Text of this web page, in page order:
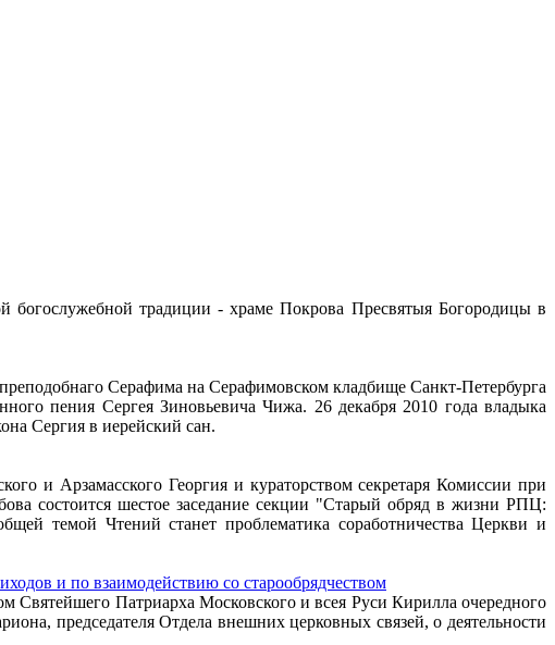
богослужебной традиции - храме Покрова Пресвятыя Богородицы в
Серафима на Серафимовском кладбище Санкт-Петербурга
пения Сергея Зиновьевича Чижа. 26 декабря 2010 года владыка
Сергия в иерейский сан.
и Арзамасского Георгия и кураторством секретаря Комиссии при
состоится шестое заседание секции "Старый обряд в жизни РПЦ:
темой Чтений станет проблематика соработничества Церкви и
и по взаимодействию со старообрядчеством
Святейшего Патриарха Московского и всея Руси Кирилла очередного
председателя Отдела внешних церковных связей, о деятельности